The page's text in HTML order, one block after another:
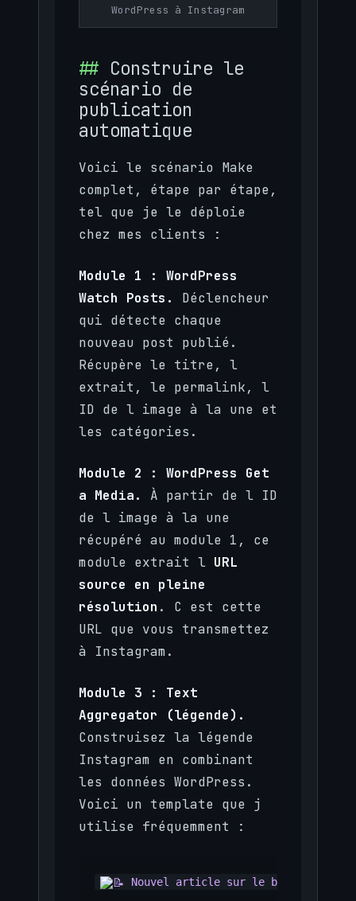
WordPress à Instagram
Construire le
scénario de
publication
automatique
Voici le scénario Make
complet, étape par étape,
tel que je le déploie
chez mes clients :
Module 1 : WordPress
Watch Posts.
Déclencheur
qui détecte chaque
nouveau post publié.
Récupère le titre, l
extrait, le permalink, l
ID de l image à la une et
les catégories.
Module 2 : WordPress Get
a Media.
À partir de l ID
de l image à la une
récupéré au module 1, ce
module extrait l URL
source en pleine
résolution . C est cette
URL que vous transmettez
à Instagram.
Module 3 : Text
Aggregator (légende).
Construisez la légende
Instagram en combinant
les données WordPress.
Voici un template que j
utilise fréquemment :
Nouvel article sur le blog !